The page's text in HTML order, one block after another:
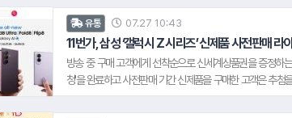
입, 8,000원대), 암막 기능을 갖춘 '자동 양우산'(6,000원대
까지 다양하다. 통기성과 흡한속건력이 우수한 '데이리프
시원한 '에어로쿨 라운드 티셔츠'(6,000원대), 모자나 안
팩'(6,000원대), 목 부분을 감싸 더위를 식혀주는 '어나더 쿨
비가브랜드다 옷걸이형 습기타파 제습제'(200gx10개입)와
가 필요한 곳에 두어 사용하는 '허브플러스 규조토 습기 제
유통 07.27 10:43
11번가, 삼성 ‘갤럭시 Z 시리즈’ 신제품 사전판매 라
방송 중 구매 고객에게 선착순으로 신세계상품권을 증정하
청'을 완료하고 사전판매 기간 신제품을 구매한 고객은 추첨
시 Z 시리즈' 신제품을 구매하는 경우, 삼성케어플러스 스마
의 'New 갤럭시 AI 구독클럽'에도 간편하게 가입할 수 있다.